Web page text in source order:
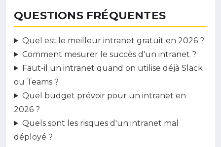
QUESTIONS FRÉQUENTES
Quel est le meilleur intranet gratuit en 2026 ?
Comment mesurer le succès d'un intranet ?
Faut-il un intranet quand on utilise déjà Slack
ou Teams ?
Quel budget prévoir pour un intranet en
2026 ?
Quels sont les risques d'un intranet mal
déployé ?